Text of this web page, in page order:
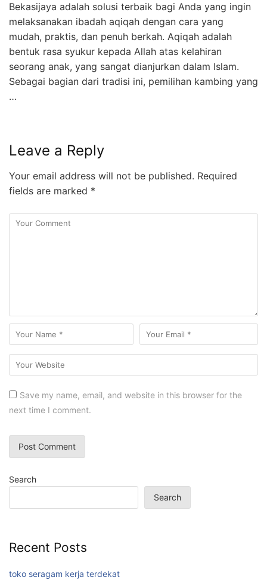
Bekasijaya adalah solusi terbaik bagi Anda yang ingin
melaksanakan ibadah aqiqah dengan cara yang
mudah, praktis, dan penuh berkah. Aqiqah adalah
bentuk rasa syukur kepada Allah atas kelahiran
seorang anak, yang sangat dianjurkan dalam Islam.
Sebagai bagian dari tradisi ini, pemilihan kambing yang
…
Leave a Reply
Your email address will not be published. Required
fields are marked *
Save my name, email, and website in this browser for the
next time I comment.
Search
Search
Recent Posts
toko seragam kerja terdekat